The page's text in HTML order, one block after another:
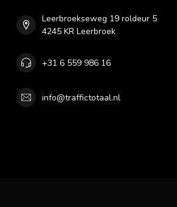
Leerbroekseweg 19 roldeur 5
4245 KR Leerbroek
+31 6 559 986 16
info@traffictotaal.nl